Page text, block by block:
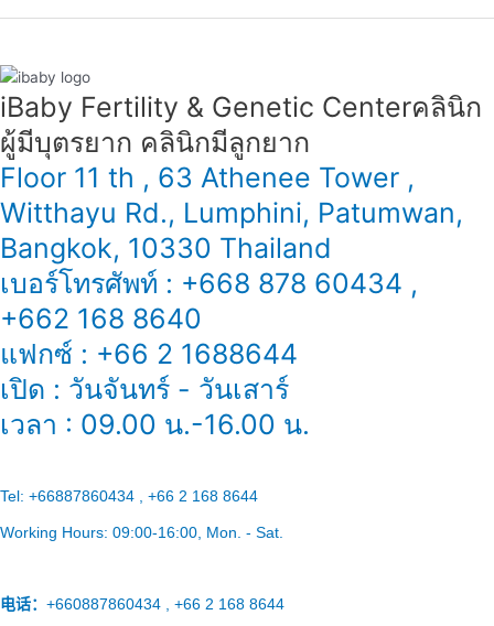
iBaby Fertility & Genetic Center​ คลินิก
ผู้มีบุตรยาก คลินิกมีลูกยาก
Floor 11 th , 63 Athenee Tower ,
Witthayu Rd., Lumphini, Patumwan,
Bangkok, 10330 Thailand
เบอร์โทรศัพท์ : +668 878 60434 ,
+662 168 8640
แฟกซ์ : +66 2 1688644
เปิด : วันจันทร์ - วันเสาร์
เวลา : 09.00 น.-16.00 น.
Tel: +66887860434 , +66 2 168 8644
Working Hours: 09:00-16:00 , Mon. - Sat.
电话： +660887860434 , +66 2 168 8644